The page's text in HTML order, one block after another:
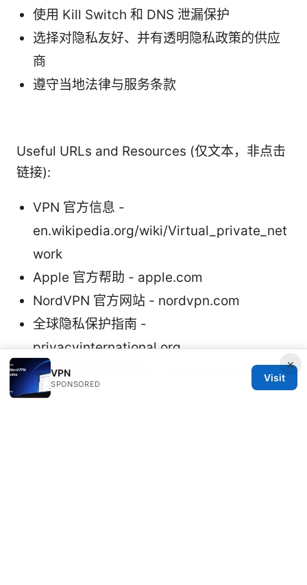
使用 Kill Switch 和 DNS 泄漏保护
选择对隐私友好、并有透明隐私政策的供应
商
遵守当地法律与服务条款
Useful URLs and Resources (仅文本，非点击
链接):
VPN 官方信息 -
en.wikipedia.org/wiki/Virtual_private_net
work
Apple 官方帮助 - apple.com
NordVPN 官方网站 - nordvpn.com
全球隐私保护指南 -
privacyinternational.org
数据保护与网络安全 - en-privacy.org
×
VPN
SPONSORED
Visit